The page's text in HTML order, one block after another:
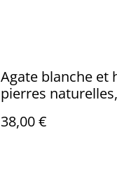
Agate blanche et
pierres
38,00 €